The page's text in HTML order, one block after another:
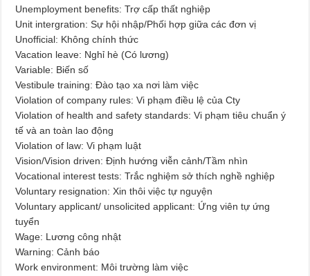
Unemployment benefits: Trợ cấp thất nghiệp
Unit intergration: Sự hội nhập/Phối hợp giữa các đơn vị
Unofficial: Không chính thức
Vacation leave: Nghỉ hè (Có lương)
Variable: Biến số
Vestibule training: Đào tạo xa nơi làm việc
Violation of company rules: Vi phạm điều lệ của Cty
Violation of health and safety standards: Vi phạm tiêu chuẩn ý
tế và an toàn lao động
Violation of law: Vi phạm luật
Vision/Vision driven: Định hướng viễn cảnh/Tầm nhìn
Vocational interest tests: Trắc nghiệm sở thích nghề nghiệp
Voluntary resignation: Xin thôi việc tự nguyện
Voluntary applicant/ unsolicited applicant: Ứng viên tự ứng
tuyển
Wage: Lương công nhật
Warning: Cảnh báo
Work environment: Môi trường làm việc